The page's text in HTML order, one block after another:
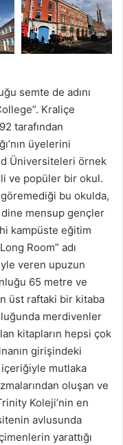
semte de adını
Kraliçe
tarafından
üyelerini
Üniversiteleri örnek
ve popüler bir okul.
bu okulda,
mensup gençler
kampüste eğitim
Room” adı
veren upuzun
65 metre ve
üst raftaki bir kitaba
merdivenler
kitapların hepsi çok
girişindeki
mutlaka
oluşan ve
Koleji’nin en
avlusunda
yarattığı